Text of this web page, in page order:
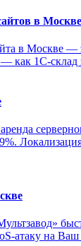
в Москве
в Москве —
как 1С-склад
атаку на